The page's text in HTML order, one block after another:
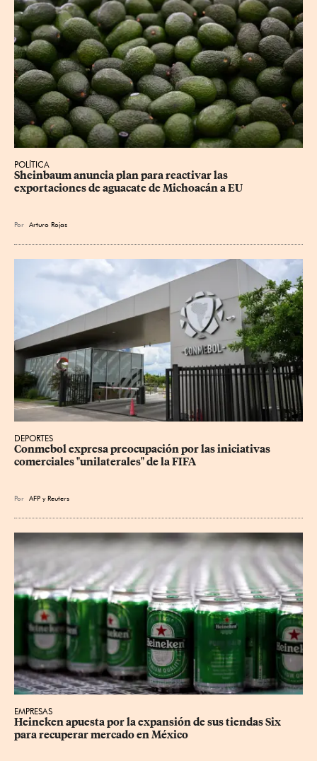
POLÍTICA
Sheinbaum anuncia plan para reactivar las
exportaciones de aguacate de Michoacán a EU
Por Arturo Rojas
DEPORTES
Conmebol expresa preocupación por las iniciativas
comerciales "unilaterales" de la FIFA
Por AFP yReuters
EMPRESAS
Heineken apuesta por la expansión de sus tiendas Six
para recuperar mercado en México